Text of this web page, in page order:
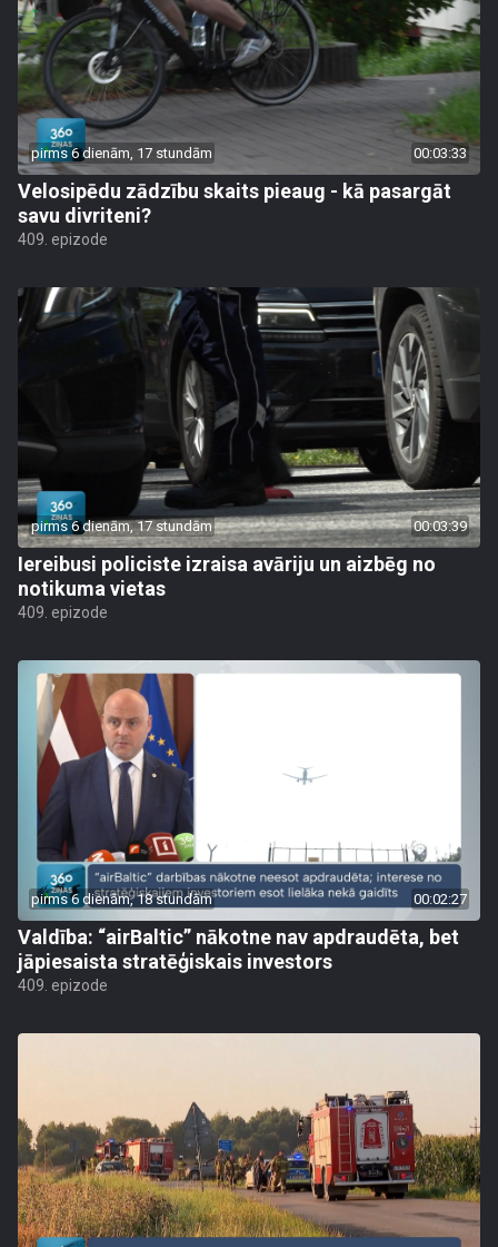
pirms 6 dienām, 17 stundām 00:03:33
Velosipēdu zādzību skaits pieaug - kā pasargāt
savu divriteni?
409. epizode
pirms 6 dienām, 17 stundām 00:03:39
Iereibusi policiste izraisa avāriju un aizbēg no
notikuma vietas
409. epizode
pirms 6 dienām, 18 stundām 00:02:27
Valdība: “airBaltic” nākotne nav apdraudēta, bet
jāpiesaista stratēģiskais investors
409. epizode